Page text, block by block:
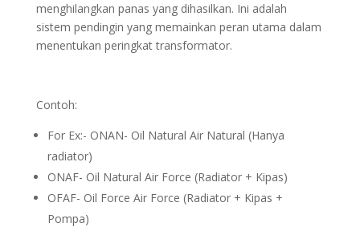
menghilangkan panas yang dihasilkan. Ini adalah
sistem pendingin yang memainkan peran utama dalam
menentukan peringkat transformator.
Contoh:
For Ex:- ONAN- Oil Natural Air Natural (Hanya
radiator)
ONAF- Oil Natural Air Force (Radiator + Kipas)
OFAF- Oil Force Air Force (Radiator + Kipas +
Pompa)